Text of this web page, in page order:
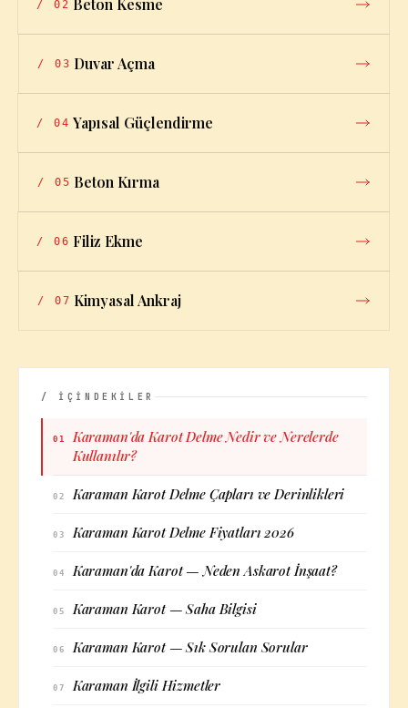
/ 02 Beton Kesme
/ 03 Duvar Açma
/ 04 Yapısal Güçlendirme
/ 05 Beton Kırma
/ 06 Filiz Ekme
/ 07 Kimyasal Ankraj
/ İÇİNDEKİLER
01
Karaman'da Karot Delme Nedir ve Nerelerde
Kullanılır?
02 Karaman Karot Delme Çapları ve Derinlikleri
03 Karaman Karot Delme Fiyatları 2026
04 Karaman'da Karot — Neden Askarot İnşaat?
05 Karaman Karot — Saha Bilgisi
06 Karaman Karot — Sık Sorulan Sorular
07 Karaman İlgili Hizmetler